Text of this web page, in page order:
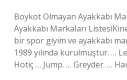
Boykot Olmayan Ayakkabı
Ayakkabı Markaları
bir spor giyim ve ayakkabı
1989 yılında kurulmuştur. …
Hotiç … Jump. … Greyder. …